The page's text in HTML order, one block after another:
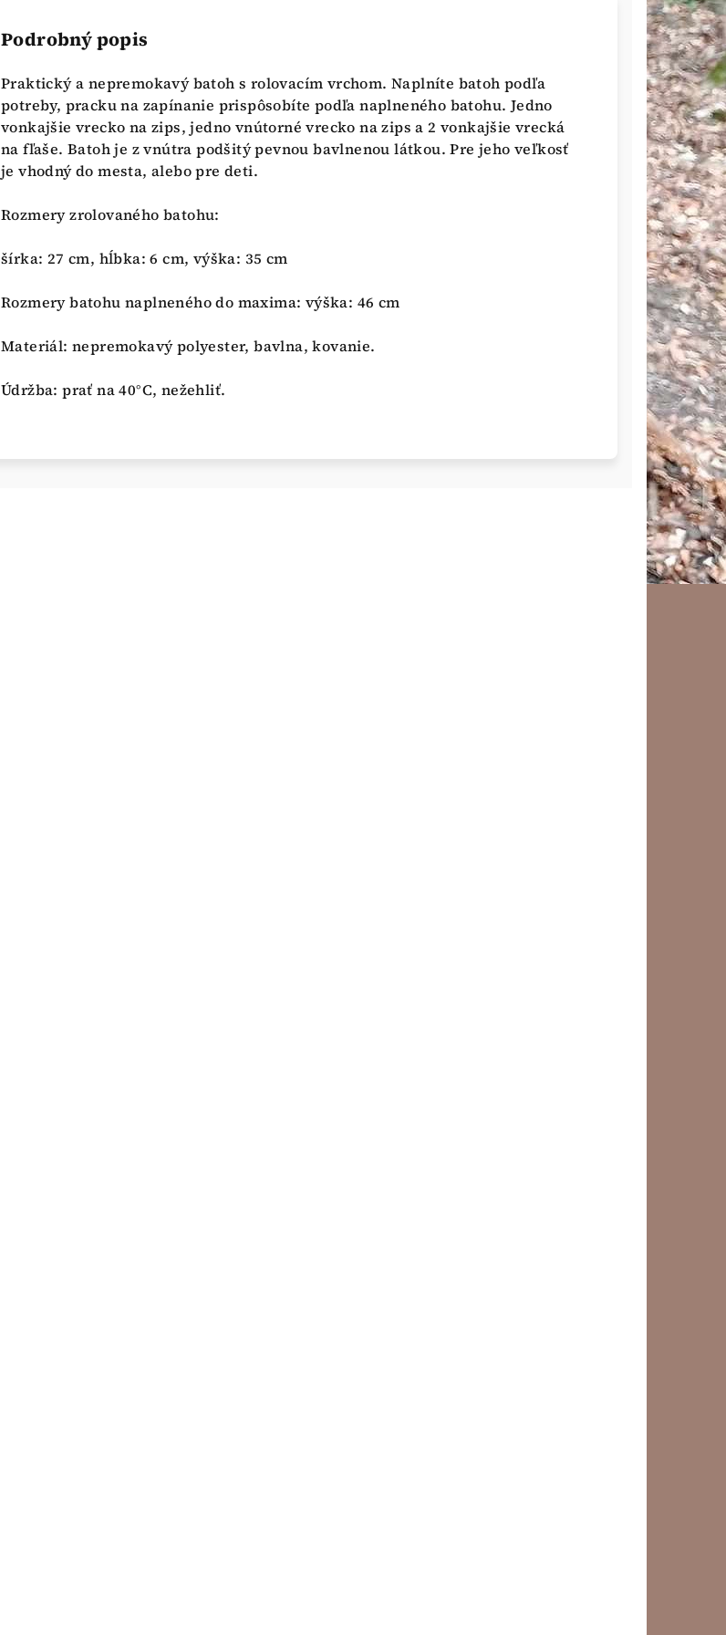
Podrobný popis
Praktický a nepremokavý batoh s rolovacím vrchom. Naplníte batoh podľa
potreby, pracku na zapínanie prispôsobíte podľa naplneného batohu. Jedno
vonkajšie vrecko na zips, jedno vnútorné vrecko na zips a 2 vonkajšie vrecká
na fľaše. Batoh je z vnútra podšitý pevnou bavlnenou látkou. Pre jeho veľkosť
je vhodný do mesta, alebo pre deti.
Rozmery zrolovaného batohu:
šírka: 27 cm, hĺbka: 6 cm, výška: 35 cm
Rozmery batohu naplneného do maxima: výška: 46 cm
Materiál: nepremokavý polyester, bavlna, kovanie.
Údržba: prať na 40°C, nežehliť.